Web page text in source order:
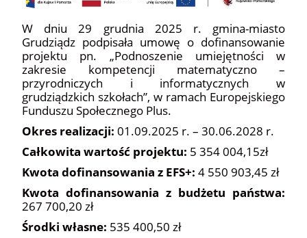
W dniu 29 grudnia 2025 r. gmina-miasto
Grudziądz podpisała umowę o dofinansowanie
projektu pn. „Podnoszenie umiejętności w
zakresie kompetencji matematyczno –
przyrodniczych i informatycznych w
grudziądzkich szkołach”, w ramach Europejskiego
Funduszu Społecznego Plus.
Okres realizacji: 01.09.2025 r. – 30.06.2028 r.
Całkowita wartość projektu: 5 354 004,15zł
Kwota dofinansowania z EFS+: 4 550 903,45 zł
Kwota dofinansowania z budżetu państwa:
267 700,20 zł
Środki własne: 535 400,50 zł